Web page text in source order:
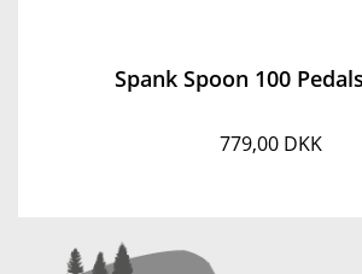
Spank Spoon 100
779,00 DKK